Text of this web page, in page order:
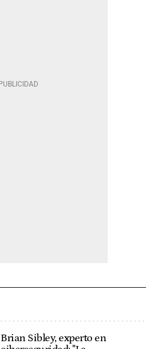
Brian Sibley, experto en